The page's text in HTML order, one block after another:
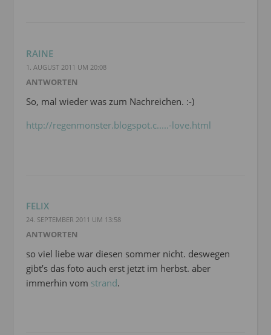
RAINE
1. AUGUST 2011 UM 20:08
ANTWORTEN
So, mal wieder was zum Nachreichen. :-)
http://regenmonster.blogspot.c.....-love.html
FELIX
24. SEPTEMBER 2011 UM 13:58
ANTWORTEN
so viel liebe war diesen sommer nicht. deswegen
gibt’s das foto auch erst jetzt im herbst. aber
immerhin vom strand.